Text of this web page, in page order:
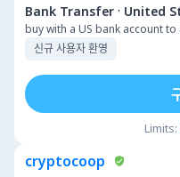
Bank Transfer · United
buy with a US bank account
신규 사용자 환영
Limits:
cryptocoop